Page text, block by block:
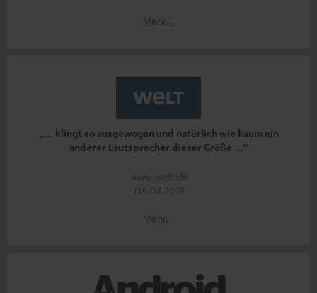
Mehr...
„… klingt so ausgewogen und natürlich wie kaum ein
anderer Lautsprecher dieser Größe …“
www.welt.de
08.04.2018
Mehr...